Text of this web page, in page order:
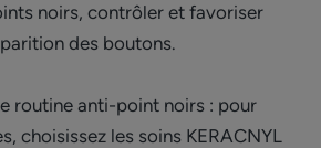
noirs, contrôler et favoriser
des boutons.
routine anti-point noirs : pour
choisissez les soins KERACNYL